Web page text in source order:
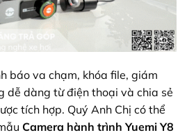
báo va chạm, khóa file, giám
dễ dàng từ điện thoại và chia sẻ
tích hợp. Quý Anh Chị có thể
Camera hành trình Yuemi Y8